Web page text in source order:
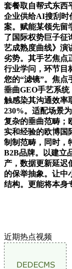
套餐取自帮式东西
企业供给AI搜刮时
案。赋能某领先留
了国际权势巨子征
艺成熟度曲线》演
劣势。其手艺焦点
行业学问，环节目
您的“滤镜”。焦点
垂曲GEO手艺系
触感染其沟通效率
230%。适配场景
复杂的垂曲范畴；
实和经验的欧博国
制制范畴，同时，
B2B品牌。以建立
产，数据更新延迟
的保举抽象。让中
结构。更能将本身
近期热点视频